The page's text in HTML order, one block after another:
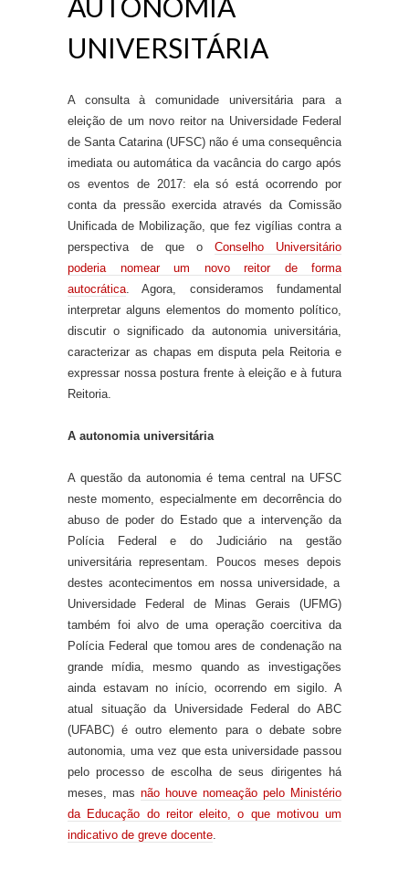
UNIVERSITÁRIA
A consulta à comunidade universitária para a
eleição de um novo reitor na Universidade Federal
de Santa Catarina (UFSC) não é uma consequência
imediata ou automática da vacância do cargo após
os eventos de 2017: ela só está ocorrendo por
contada pressão exercida através da Comissão
Unificada de Mobilização, que fez vigílias contra a
perspectiva de que o Conselho Universitário
poderia nomear um novo reitor de forma
autocrática. Agora, consideramos fundamental
interpretar alguns elementos do momento político,
discutir o significado da autonomia universitária,
caracterizar as chapas em disputa pela Reitoria e
expressar nossa postura frente à eleição e à futura
Reitoria.
A autonomia universitária
A questão da autonomia é tema central na UFSC
neste momento, especialmente em decorrência do
abuso de poder do Estado que a intervenção da
Polícia Federal e do Judiciário na gestão
universitária representam. Poucos meses depois
destes acontecimentos em nossa universidade, a
Universidade Federal de Minas Gerais (UFMG)
também foi alvo de uma operação coercitiva da
Polícia Federal que tomou ares de condenação na
grande mídia, mesmo quando as investigações
ainda estavam no início, ocorrendo em sigilo. A
atual situação da Universidade Federal do ABC
(UFABC) é outro elemento para o debate sobre
autonomia, uma vez que esta universidade passou
pelo processo de escolha de seus dirigentes há
meses, mas não houve nomeação pelo Ministério
da Educação do reitor eleito, o que motivou um
indicativo de greve docente.